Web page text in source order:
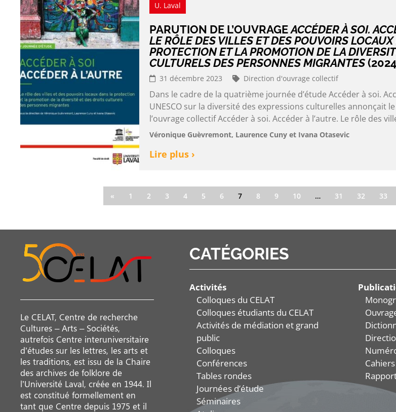
U. Laval
PARUTION DE L’OUVRAGEACCÉDER À SOI.
LE RÔLE DES VILLES ET DES POUVOIRS
PROTECTION ET LA PROMOTION DE LA
CULTURELS DES PERSONNES MIGRANTES
31 décembre 2023 Direction d'ouvrage collectif
Dans le cadre de la quatrième journée d’étude Accéder à soi.
UNESCO sur la diversité des expressions culturelles annonçait
l’ouvrage collectif Accéder à soi. Accéder à l’autre. Le rôle des
Véronique Guèvremont, Laurence Cuny et Ivana Otasevic
Lire plus ›
« 1 2 3 4 5 6 7 8 9 10 … 31 32 33
Le CELAT, Centre de recherche
Cultures – Arts – Sociétés,
autrefois Centre interuniversitaire
d’études sur les lettres, les arts et
les traditions, est issu de la Chaire
des archives de folklore de
l’Université Laval, créée en 1944. Il
est constitué formellement en
tant que Centre depuis 1975 et il
CATÉGORIES
Activités
Colloques du CELAT
Colloques étudiants du CELAT
Activités de médiation et grand
public
Colloques
Conférences
Tables rondes
Journées d’étude
Séminaires